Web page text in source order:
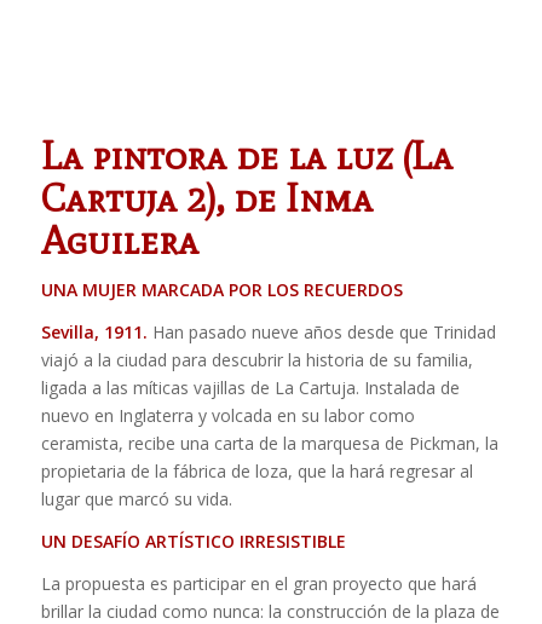
La pintora de la luz (La
Cartuja 2), de Inma
Aguilera
UNA MUJER MARCADA POR LOS RECUERDOS
Sevilla, 1911. Han pasado nueve años desde que Trinidad
viajó a la ciudad para descubrir la historia de su familia,
ligada a las míticas vajillas de La Cartuja. Instalada de
nuevo en Inglaterra y volcada en su labor como
ceramista, recibe una carta de la marquesa de Pickman, la
propietaria de la fábrica de loza, que la hará regresar al
lugar que marcó su vida.
UN DESAFÍO ARTÍSTICO IRRESISTIBLE
La propuesta es participar en el gran proyecto que hará
brillar la ciudad como nunca: la construcción de la plaza de